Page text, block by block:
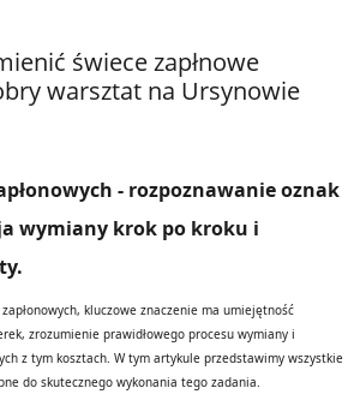
świece zapłnowe
warsztat na Ursynowie
- rozpoznawanie oznak
wymiany krok po kroku i
kluczowe znaczenie ma umiejętność
zrozumienie prawidłowego procesu wymiany i
z tym kosztach. W tym artykule przedstawimy wszystkie
do skutecznego wykonania tego zadania.